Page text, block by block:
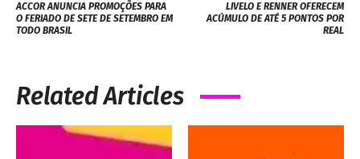
ACCOR ANUNCIA PROMOÇÕES PARA
O FERIADO DE SETE DE SETEMBRO EM
TODO BRASIL
LIVELO E RENNER OFERECEM
ACÚMULO DE ATÉ 5 PONTOS POR
REAL
Related Articles